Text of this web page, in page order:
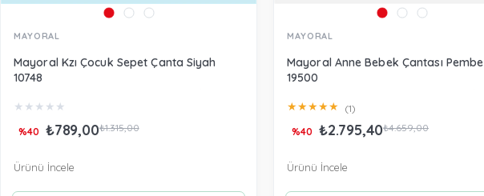
MAYORAL
Mayoral Kzı Çocuk Sepet Çanta Siyah
10748
★ ★ ★ ★ ★
₺789,00₺1.315,00
%40
Ürünü İncele
MAYORAL
Mayoral Anne Bebek Çantası Pembe
19500
★★★★★ (1)
₺2.795,40₺4.659,00
%40
Ürünü İncele